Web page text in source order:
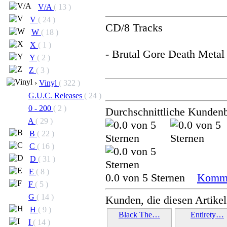
V/A ( 13 )
V ( 24 )
W ( 18 )
X ( 1 )
Y ( 2 )
Z ( 3 )
› Vinyl ( 322 )
G.U.C. Releases ( 24 )
0 - 200 ( 2 )
A ( 29 )
B ( 22 )
C ( 16 )
D ( 31 )
E ( 8 )
F ( 5 )
G ( 14 )
H ( 9 )
I ( 14 )
CD/8 Tracks
- Brutal Gore Death
Durchschnittliche
0.0 von 5 Sternen
Kunden, die diesen
Black The… Entirety…